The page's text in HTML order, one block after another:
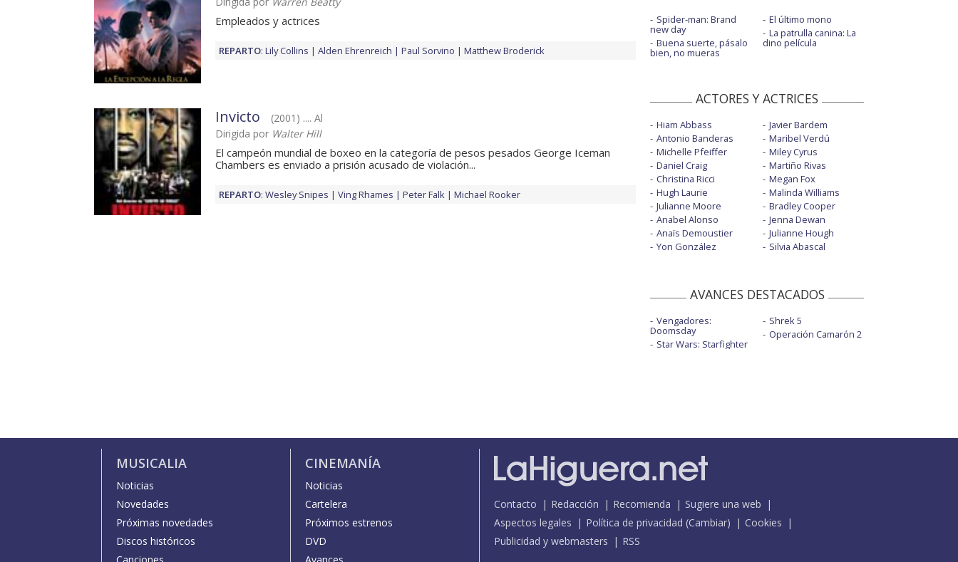
Empleados y actrices
REPARTO: Lily Collins Alden Ehrenreich Paul Sorvino Matthew Broderick
Invicto
(2001) .... Al
Dirigida por Walter Hill
El campeón mundial de boxeo en la categoría de pesos pesados George Iceman
Chambers es enviado a prisión acusado de violación...
REPARTO: Wesley Snipes Ving Rhames Peter Falk Michael Rooker
Spider-man: Brand
new day
Buena suerte, pásalo
bien, no mueras
El último mono
La patrulla canina: La
dino película
ACTORES Y ACTRICES
Hiam Abbass
Antonio Banderas
Michelle Pfeiffer
Daniel Craig
Christina Ricci
Hugh Laurie
Julianne Moore
Anabel Alonso
Anaïs Demoustier
Yon González
Javier Bardem
Maribel Verdú
Miley Cyrus
Martiño Rivas
Megan Fox
Malinda Williams
Bradley Cooper
Jenna Dewan
Julianne Hough
Silvia Abascal
AVANCES DESTACADOS
Vengadores:
Doomsday
Star Wars: Starfighter
Shrek 5
Operación Camarón 2
MUSICALIA
Noticias
Novedades
Próximas novedades
Discos históricos
CINEMANÍA
Noticias
Cartelera
Próximos estrenos
DVD
Contacto Redacción Recomienda
Sugiere una web
Aspectos legales
Política de privacidad (Cambiar)
Cookies
Publicidad y webmasters
RSS